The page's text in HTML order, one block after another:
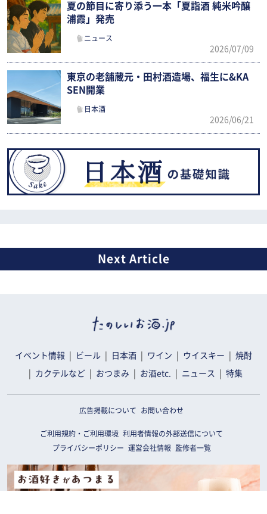
夏の節目に寄り添う一本「夏詣酒 純米吟醸
浦霞」発売
ニュース
2026/07/09
東京の老舗蔵元・田村酒造場、福生に&KA
SEN開業
日本酒
2026/06/21
イベント情報 ビール 日本酒 ワイン ウイスキー 焼酎
カクテルなど おつまみ お酒etc. ニュース 特集
広告掲載について お問い合わせ
ご利用規約・ご利用環境 利用者情報の外部送信について
プライバシーポリシー
運営会社情報 監修者一覧